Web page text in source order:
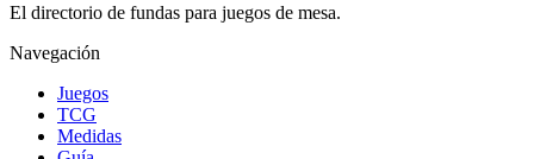
El directorio de fundas para juegos de mesa.
Navegación
Juegos
TCG
Medidas